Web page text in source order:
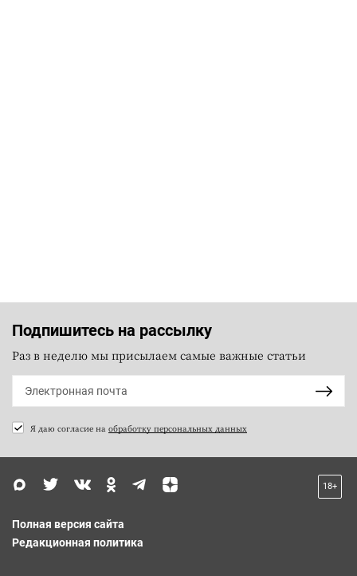
Подпишитесь на рассылку
Раз в неделю мы присылаем самые важные статьи
Я даю согласие на обработку персональных данных
18+
Полная версия сайта
Редакционная политика